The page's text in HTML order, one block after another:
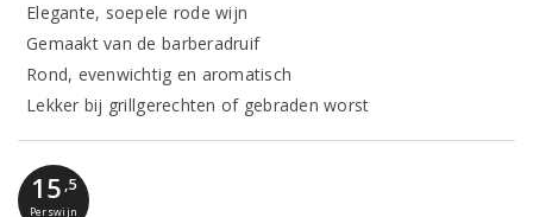
Elegante, soepele rode wijn
Gemaakt van de barberadruif
Rond, evenwichtig en aromatisch
Lekker bij grillgerechten of gebraden worst
15 ,5
Perswijn